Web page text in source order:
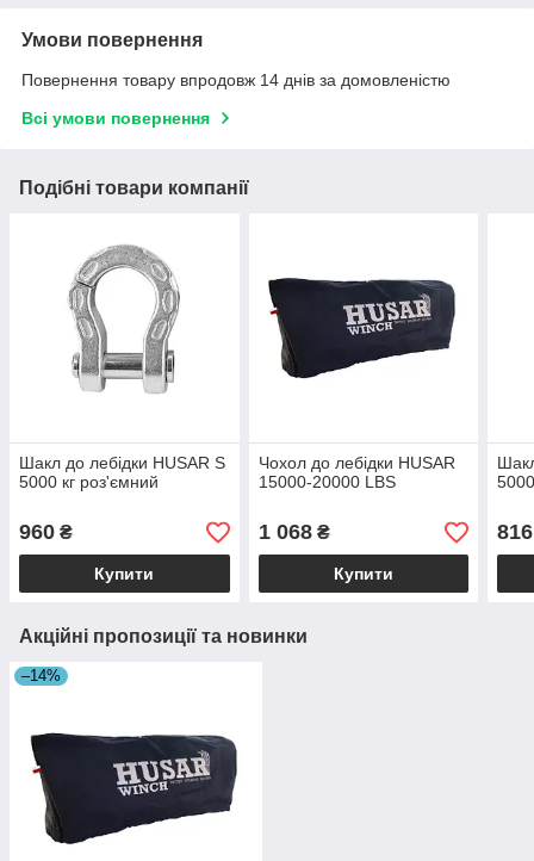
Умови повернення
Повернення товару впродовж 14 днів за домовленістю
Всі умови повернення
Подібні товари компанії
Шакл до лебідки HUSAR S
5000 кг роз'ємний
960 ₴
Купити
Чохол до лебідки HUSAR
15000-20000 LBS
1 068₴
Купити
816
Акційні пропозиції та новинки
–14%